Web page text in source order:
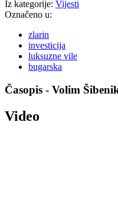
Iz kategorije: Vijesti
Označeno u:
zlarin
investicija
luksuzne vile
bugarska
Časopis - Volim
Video